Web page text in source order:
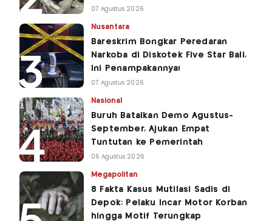
07 Agustus 2026
Nusantara
Bareskrim Bongkar Peredaran
Narkoba di Diskotek Five Star Bali,
Ini Penampakannya!
07 Agustus 2026
Nasional
Buruh Batalkan Demo Agustus-
September, Ajukan Empat
Tuntutan ke Pemerintah
06 Agustus 2026
Megapolitan
8 Fakta Kasus Mutilasi Sadis di
Depok: Pelaku Incar Motor Korban
hingga Motif Terungkap